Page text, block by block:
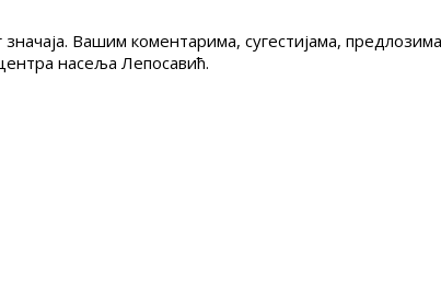
Вашим коментарима, сугестијама,
насеља Лепосавић.